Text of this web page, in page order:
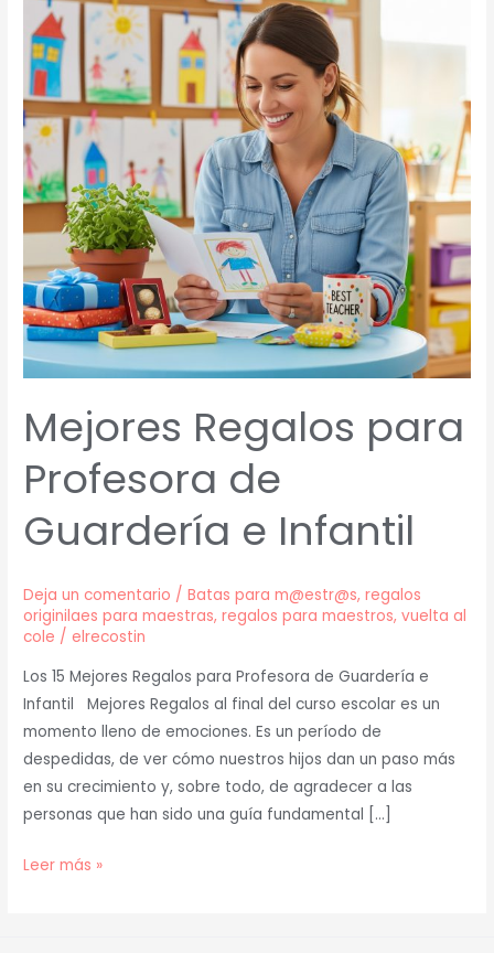
Mejores Regalos para
Profesora de
Guardería e Infantil
Deja un comentario /Batas para m@estr@s,regalos
originilaes para maestras,regalos para maestros,vuelta al
cole / elrecostin
Los 15 Mejores Regalos para Profesora de Guardería e
Infantil Mejores Regalos al final del curso escolar es un
momento lleno de emociones. Es un período de
despedidas, de ver cómo nuestros hijos dan un paso más
en su crecimiento y, sobre todo, de agradecer a las
personas que han sido una guía fundamental […]
Profesora
de
Guardería
e
Infantil
Leer más »